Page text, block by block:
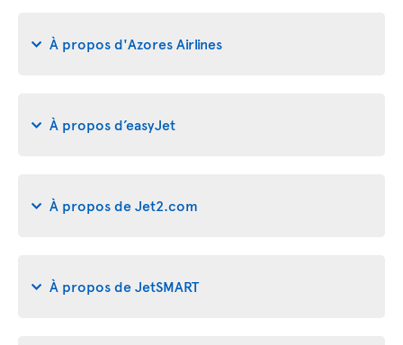
À propos d'Azores Airlines
À propos d’easyJet
À propos de Jet2.com
À propos de JetSMART